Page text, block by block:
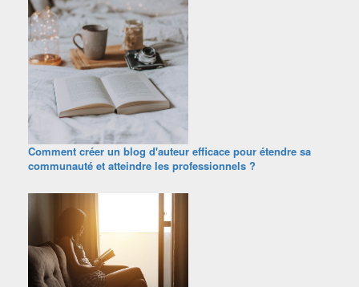
Comment créer un blog d'auteur efficace pour étendre sa
communauté et atteindre les professionnels ?